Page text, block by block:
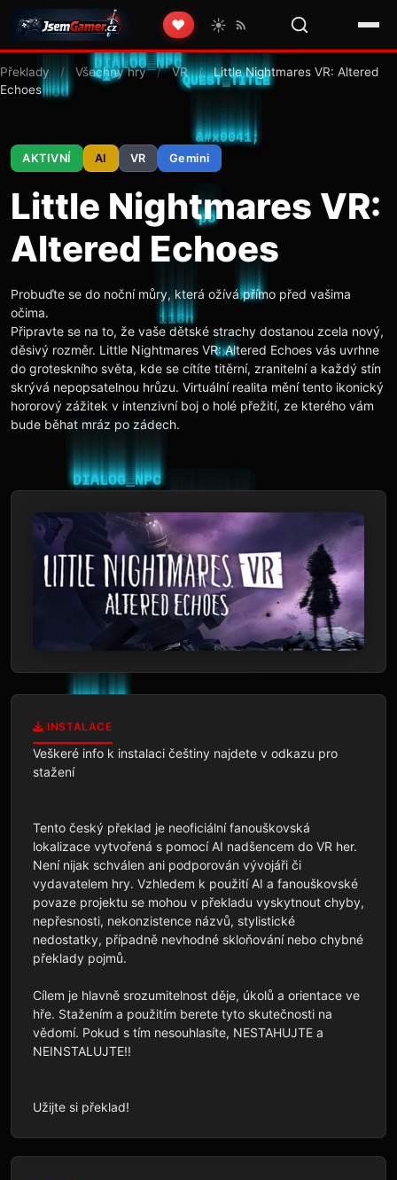
❤️ ☀️
Překlady / Všechny hry / VR /
Little Nightmares VR: Altered
Echoes
AKTIVNÍ AI VR Gemini
Little Nightmares VR:
Altered Echoes
Probuďte se do noční můry, která ožívá přímo před vašima
očima.
Připravte se na to, že vaše dětské strachy dostanou zcela nový,
děsivý rozměr. Little Nightmares VR: Altered Echoes vás uvrhne
do groteskního světa, kde se cítíte titěrní, zranitelní a každý stín
skrývá nepopsatelnou hrůzu. Virtuální realita mění tento ikonický
hororový zážitek v intenzivní boj o holé přežití, ze kterého vám
bude běhat mráz po zádech.
INSTALACE
Veškeré info k instalaci češtiny najdete v odkazu pro
stažení
Tento český překlad je neoficiální fanouškovská
lokalizace vytvořená s pomocí AI nadšencem do VR her.
Není nijak schválen ani podporován vývojáři či
vydavatelem hry. Vzhledem k použití AI a fanouškovské
povaze projektu se mohou v překladu vyskytnout chyby,
nepřesnosti, nekonzistence názvů, stylistické
nedostatky, případně nevhodné skloňování nebo chybné
překlady pojmů.
Cílem je hlavně srozumitelnost děje, úkolů a orientace ve
hře. Stažením a použitím berete tyto skutečnosti na
vědomí. Pokud s tím nesouhlasíte, NESTAHUJTE a
NEINSTALUJTE!!
Užijte si překlad!